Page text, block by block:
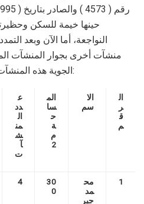
حينها خيمة للسكن
النواجعة، أما الآن وبعد
منشآت أخرى بجوار المنشآت
الجوية هذه المنشآت والتي يوضحها الجدول التالي:
ال
ر
ق
م
الا
سم
الم
سا
ح
ة
م
2
ع
دد
ال
من
ش
آ
ت
1
مح
مد
جبر
30
0
4